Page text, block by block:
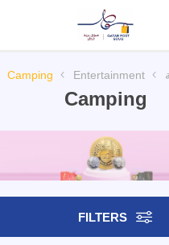
Entertainment
Camping
Camping
FILTERS